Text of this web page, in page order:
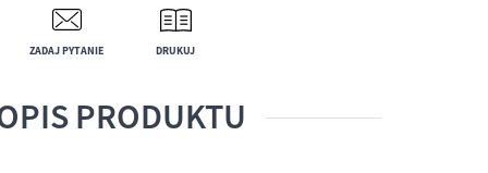
ZADAJ PYTANIE DRUKUJ
PRODUKTU